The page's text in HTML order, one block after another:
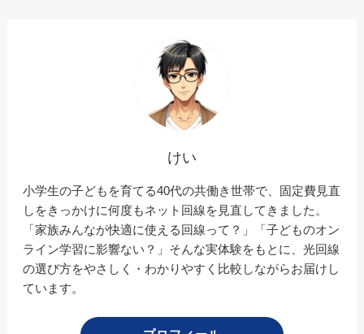
けい
小学生の子どもを育てる40代の共働き世帯で、固定費見直
しをきっかけに何度もネット回線を見直してきました。
「家族みんなが快適に使える回線って？」「子どものオン
ライン学習に影響ない？」そんな実体験をもとに、光回線
の選び方をやさしく・わかりやすく比較しながらお届けし
ています。